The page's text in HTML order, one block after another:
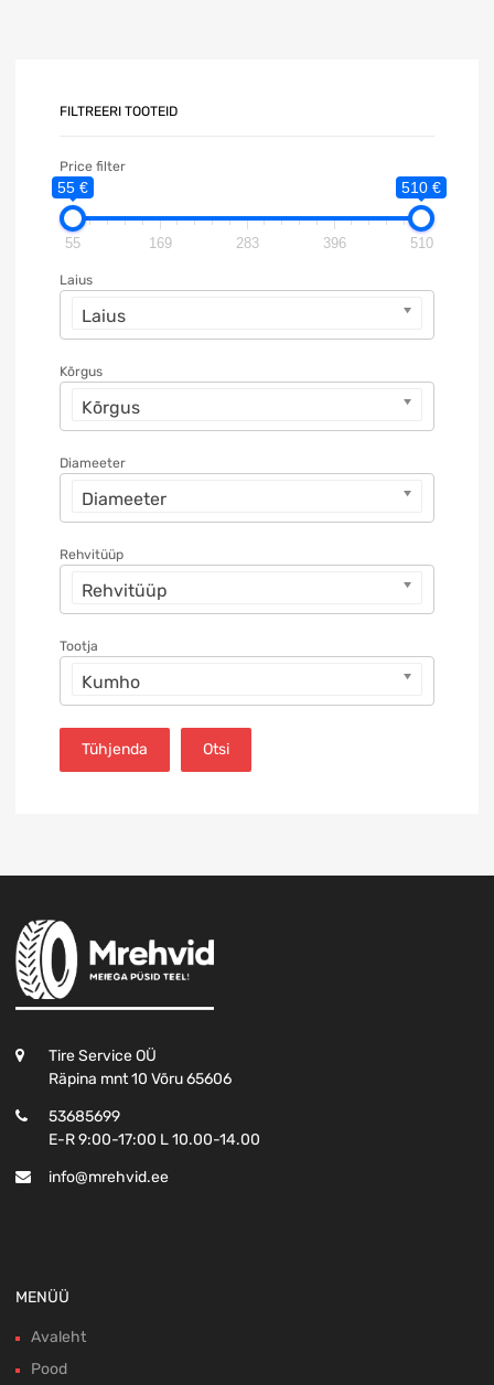
FILTREERI TOOTEID
Price filter
55 € 510 €
55 169 283 396 510
Laius
Laius
Kõrgus
Kõrgus
Diameeter
Diameeter
Rehvitüüp
Rehvitüüp
Tootja
Kumho
Tühjenda Otsi
Tire Service OÜ
Räpina mnt 10 Võru 65606
53685699
E-R 9:00-17:00 L 10.00-14.00
info@mrehvid.ee
MENÜÜ
Avaleht
Pood